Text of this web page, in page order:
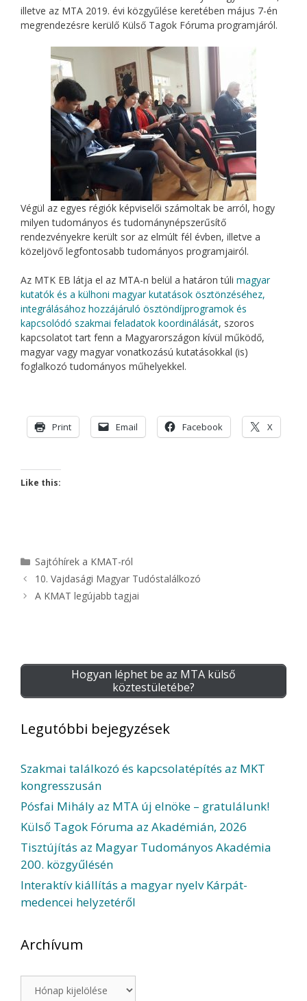
illetve az MTA 2019. évi közgyűlése keretében május 7-én
megrendezésre kerülő Külső Tagok Fóruma programjáról.
Végül az egyes régiók képviselői számoltak be arról, hogy
milyen tudományos és tudománynépszerűsítő
rendezvényekre került sor az elmúlt fél évben, illetve a
közeljövő legfontosabb tudományos programjairól.
Az MTK EB látja el az MTA-n belül a határon túli magyar
kutatók és a külhoni magyar kutatások ösztönzéséhez,
integrálásához hozzájáruló ösztöndíjprogramok és
kapcsolódó szakmai feladatok koordinálását, szoros
kapcsolatot tart fenn a Magyarországon kívül működő,
magyar vagy magyar vonatkozású kutatásokkal (is)
foglalkozó tudományos műhelyekkel.
Print Email Facebook X
Like this:
Kategória
Sajtóhírek a KMAT-ról
10. Vajdasági Magyar Tudóstalálkozó
A KMAT legújabb tagjai
Hogyan léphet be az MTA külső
köztestületébe?
Legutóbbi bejegyzések
Szakmai találkozó és kapcsolatépítés az MKT
kongresszusán
Pósfai Mihály az MTA új elnöke – gratulálunk!
Külső Tagok Fóruma az Akadémián, 2026
Tisztújítás az Magyar Tudományos Akadémia
200. közgyűlésén
Interaktív kiállítás a magyar nyelv Kárpát-
medencei helyzetéről
Archívum
Archívum